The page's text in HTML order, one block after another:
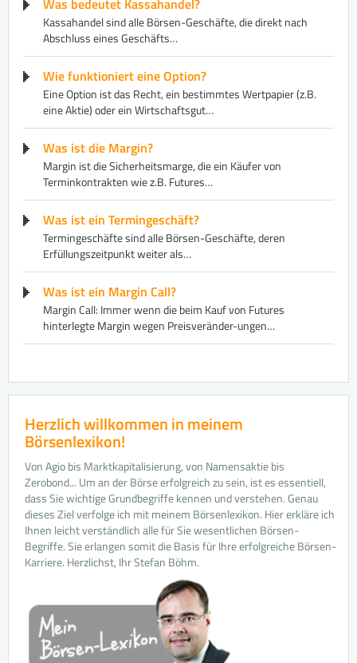
Was bedeutet Kassahandel?
Kassahandel sind alle Börsen-Geschäfte, die direkt nach
Abschluss eines Geschäfts…
Wie funktioniert eine Option?
Eine Option ist das Recht, ein bestimmtes Wertpapier (z.B.
eine Aktie) oder ein Wirtschaftsgut…
Was ist die Margin?
Margin ist die Sicherheitsmarge, die ein Käufer von
Terminkontrakten wie z.B. Futures…
Was ist ein Termingeschäft?
Termingeschäfte sind alle Börsen-Geschäfte, deren
Erfüllungszeitpunkt weiter als…
Was ist ein Margin Call?
Margin Call: Immer wenn die beim Kauf von Futures
hinterlegte Margin wegen Preisveränder-ungen…
Herzlich willkommen in meinem
Börsenlexikon!
Von Agio bis Marktkapitalisierung, von Namensaktie bis
Zerobond... Um an der Börse erfolgreich zu sein, ist es essentiell,
dass Sie wichtige Grundbegriffe kennen und verstehen. Genau
dieses Ziel verfolge ich mit meinem Börsenlexikon. Hier erkläre ich
Ihnen leicht verständlich alle für Sie wesentlichen Börsen-
Begriffe. Sie erlangen somit die Basis für Ihre erfolgreiche Börsen-
Karriere. Herzlichst, Ihr Stefan Böhm.